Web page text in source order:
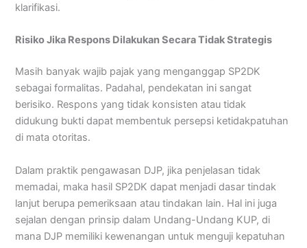
klarifikasi.
Risiko Jika Respons Dilakukan Secara Tidak Strategis
Masih banyak wajib pajak yang menganggap SP2DK
sebagai formalitas. Padahal, pendekatan ini sangat
berisiko. Respons yang tidak konsisten atau tidak
didukung bukti dapat membentuk persepsi ketidakpatuhan
di mata otoritas.
Dalam praktik pengawasan DJP, jika penjelasan tidak
memadai, maka hasil SP2DK dapat menjadi dasar tindak
lanjut berupa pemeriksaan atau tindakan lain. Hal ini juga
sejalan dengan prinsip dalam Undang-Undang KUP, di
mana DJP memiliki kewenangan untuk menguji kepatuhan